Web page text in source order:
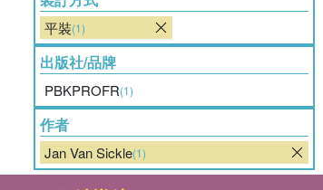
平裝(1)
出版社/品牌
PBKPROFR(1)
作者
Jan Van Sickle(1)